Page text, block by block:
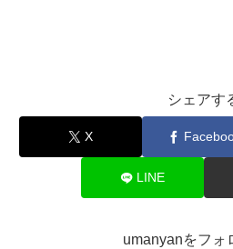
シェアす
X
LINE
umanyanをフォ